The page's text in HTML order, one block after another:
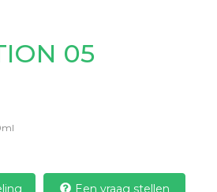
05
Een vraag stellen